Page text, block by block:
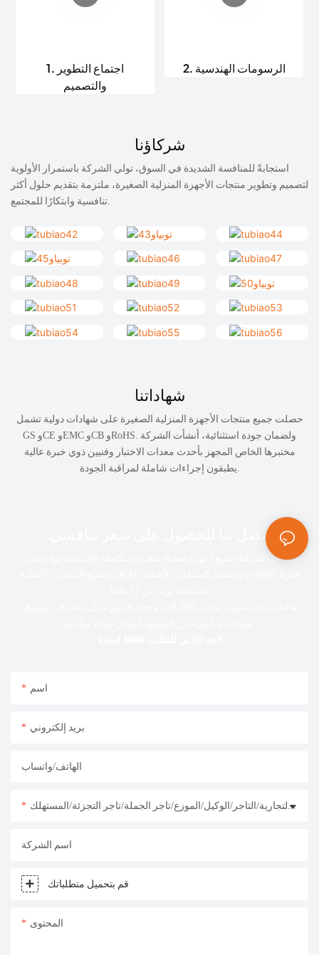
1. اجتماع التطوير
والتصميم
2. الرسومات الهندسية
شركاؤنا
استجابةً للمنافسة الشديدة في السوق، تولي الشركة باستمرار الأولوية
لتصميم وتطوير منتجات الأجهزة المنزلية الصغيرة، ملتزمة بتقديم حلول أكثر
شهاداتنا
حصلت جميع منتجات الأجهزة المنزلية الصغيرة على شهادات دولية تشمل
GS وCE وEMC وCB وRoHS. ولضمان جودة استثنائية، أنشأت الشركة
مختبرها الخاص المجهز بأحدث معدات الاختبار وفنيين ذوي خبرة عالية
اتصل بنا للحصول على سعر تنافسي
مينجان - شركة تصنيع أجهزة مطبخ صغيرة متكاملة الخدمات مع خدمات
اسم
بريد إلكتروني
الهاتف/واتساب
مالك العلامة التجارية/التاجر/الوكيل/الموزع/تاجر الجملة/تاجر التجزئة/المستهلك
اسم الشركة
قم بتحميل متطلباتك
المحتوى